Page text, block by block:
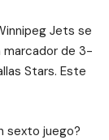
Jets se
marcador de 3-
Stars. Este
sexto juego?